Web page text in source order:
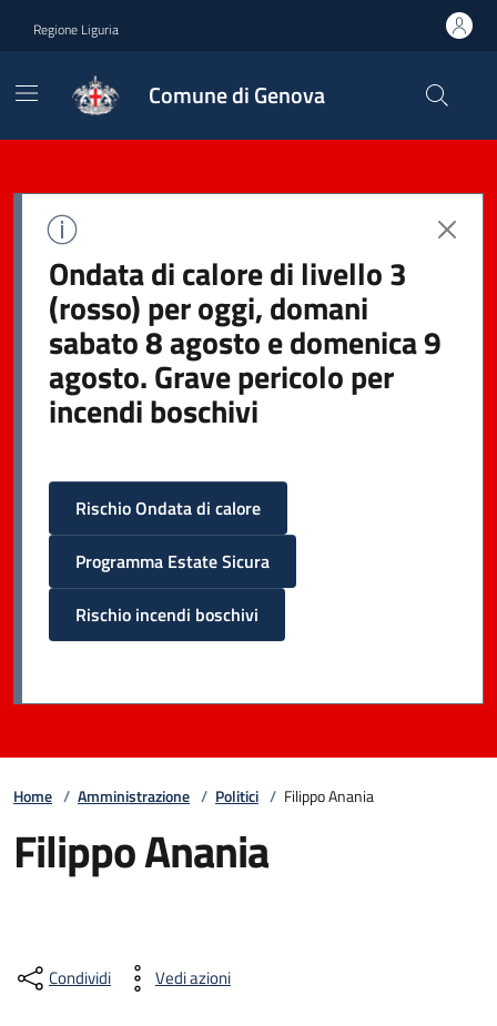
Regione Liguria
Comune di Genova
Ondata di calore di livello 3
(rosso) per oggi, domani
sabato 8 agosto e domenica 9
agosto. Grave pericolo per
incendi boschivi
Rischio Ondata di calore
Programma Estate Sicura
Rischio incendi boschivi
Home / Amministrazione / Politici / Filippo Anania
Filippo Anania
Condividi Vedi azioni